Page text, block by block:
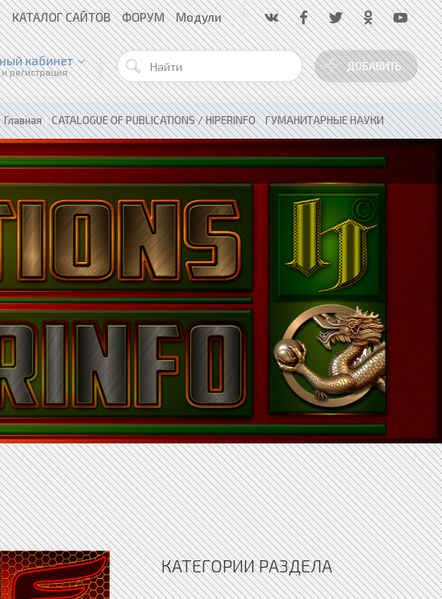
КАТАЛОГ САЙТОВ ФОРУМ Модули
ДОБАВИТЬ
кабинет
регистрация
Главная»CATALOGUE OF PUBLICATIONS / HIPERINFO»ГУМАНИТАРНЫЕ НАУКИ
КАТЕГОРИИ РАЗДЕЛА